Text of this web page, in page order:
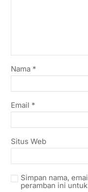
Nama *
Email *
Situs Web
Simpan nama,
peramban ini